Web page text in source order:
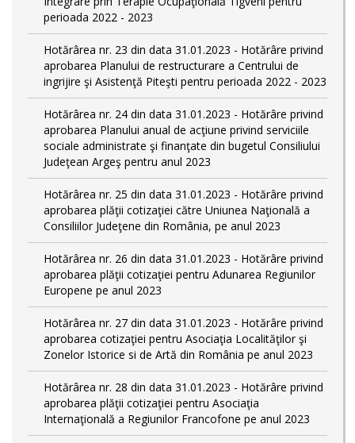
perioada 2022 - 2023
Hotărârea nr. 23 din data 31.01.2023 - Hotărâre privind
aprobarea Planului de restructurare a Centrului de
ingrijire şi Asistenţă Piteşti pentru perioada 2022 - 2023
Hotărârea nr. 24 din data 31.01.2023 - Hotărâre privind
aprobarea Planului anual de acţiune privind serviciile
sociale administrate şi finanţate din bugetul Consiliului
Judeţean Argeş pentru anul 2023
Hotărârea nr. 25 din data 31.01.2023 - Hotărâre privind
aprobarea plăţii cotizaţiei către Uniunea Naţională a
Consiliilor Judeţene din România, pe anul 2023
Hotărârea nr. 26 din data 31.01.2023 - Hotărâre privind
aprobarea plăţii cotizaţiei pentru Adunarea Regiunilor
Europene pe anul 2023
Hotărârea nr. 27 din data 31.01.2023 - Hotărâre privind
aprobarea cotizaţiei pentru Asociaţia Localităţilor şi
Zonelor Istorice si de Artă din România pe anul 2023
Hotărârea nr. 28 din data 31.01.2023 - Hotărâre privind
aprobarea plăţii cotizaţiei pentru Asociaţia
Internaţională a Regiunilor Francofone pe anul 2023